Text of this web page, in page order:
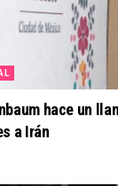
hace un
a Irán